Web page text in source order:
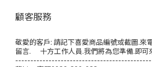
顧客服務
敬愛的客戶: 請記下喜愛商品編號或截圖.來
留言. 十方工作人員.我們將為您準備.即可
---------------------------------------------